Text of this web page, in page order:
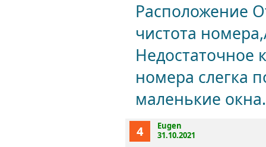
Расположение
чистота
Недостаточное
номера слегка
маленькие окна.
4
Eugen
31.10.2021